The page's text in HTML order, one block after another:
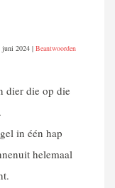
juni 2024 | Beantwoorden
dier die op die
in één hap
helemaal